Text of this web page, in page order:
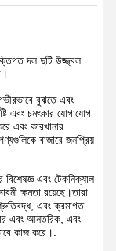
দল দুটি উজ্জ্বল
বুঝতে এবং
এবং চমৎকার যোগাযোগ
এবং কারখানার
বাজারে জনপ্রিয়
বিশেষজ্ঞ এবং টেকনিক্যাল
ক্ষমতা রয়েছে।তারা
এবং ক্রমাগত
এবং আন্তরিক, এবং
কাজ করে।.